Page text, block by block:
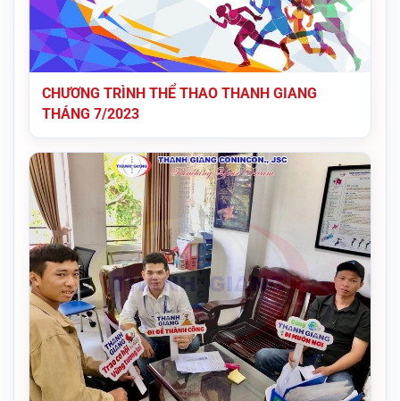
CHƯƠNG TRÌNH THỂ THAO THANH GIANG
THÁNG 7/2023